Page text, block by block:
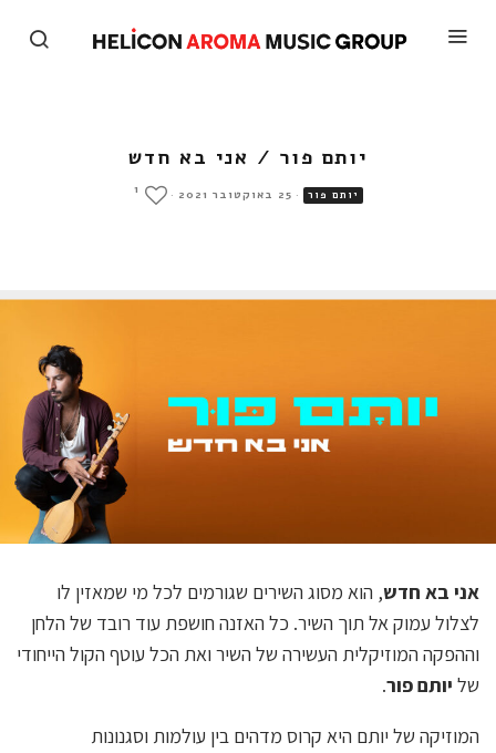
יותם פור / אני בא חדש
יותם פור · 25 באוקטובר 2021 ·
1
אני בא חדש, הוא מסוג השירים שגורמים לכל מי שמאזין לו
לצלול עמוק אל תוך השיר. כל האזנה חושפת עוד רובד של הלחן
וההפקה המוזיקלית העשירה של השיר ואת הכל עוטף הקול הייחודי
של יותם פור.
המוזיקה של יותם היא קרוס מדהים בין עולמות וסגנונות